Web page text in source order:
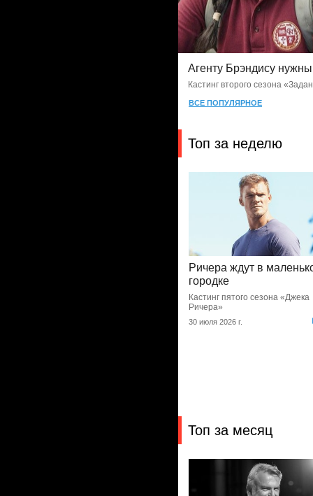
Агенту Брэндису
Кастинг второго сезона
ВСЕ ПОПУЛЯРНОЕ
Топ за неделю
Ричера ждут в
городке
Кастинг пятого сезона «Джека
Ричера»
30 июля 2026 г.
Топ за месяц